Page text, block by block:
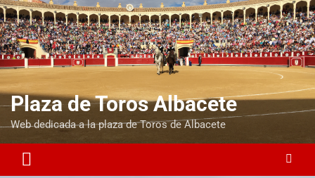
Plaza de Toros Albacete
Web dedicada a la plaza de Toros de Albacete